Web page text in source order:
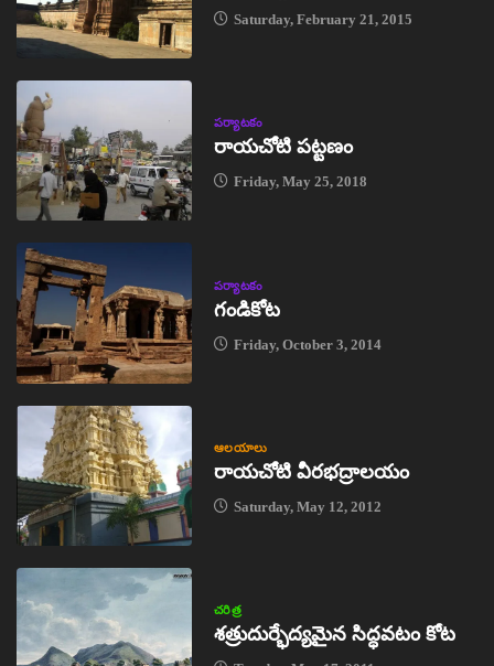
Saturday, February 21, 2015
పర్యాటకం
రాయచోటి పట్టణం
Friday, May 25, 2018
పర్యాటకం
గండికోట
Friday, October 3, 2014
ఆలయాలు
రాయచోటి వీరభద్రాలయం
Saturday, May 12, 2012
చరిత్ర
శత్రుదుర్భేద్యమైన సిద్ధవటం కోట